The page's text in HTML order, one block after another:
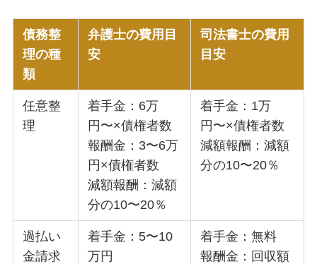
債務整
理の種
類
弁護士の費用目
安
司法書士の費用
目安
任意整
理
着手金：6万
円〜×債権者数
報酬金：3〜6万
円×債権者数
減額報酬：減額
分の10〜20％
着手金：1万
円〜×債権者数
減額報酬：減額
分の10〜20％
過払い
金請求
着手金：5〜10
万円
着手金：無料
報酬金：回収額